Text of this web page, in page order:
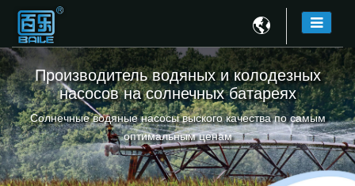

Производитель водяных и колодезных
насосов на солнечных батареях
Солнечные водяные насосы выского качества по самым
оптимальным ценам